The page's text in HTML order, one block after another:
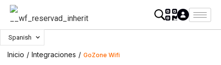
Spanish
Inicio / Integraciones / GoZone Wifi